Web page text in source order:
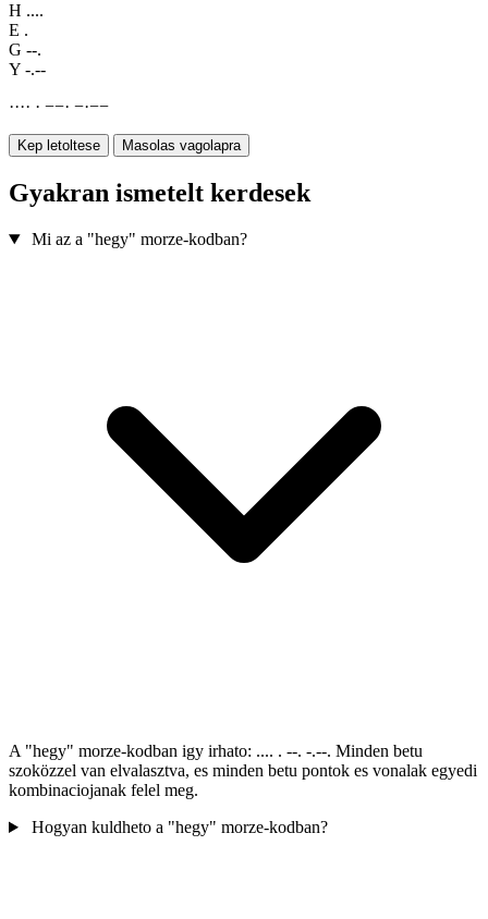
H ....
E .
G --.
Y -.--
···· · −−· −·−−
Kep letoltese Masolas vagolapra
Gyakran ismetelt kerdesek
Mi az a "hegy" morze-kodban?
A "hegy" morze-kodban igy irhato: .... . --. -.--. Minden betu
szoközzel van elvalasztva, es minden betu pontok es vonalak egyedi
kombinaciojanak felel meg.
Hogyan kuldheto a "hegy" morze-kodban?